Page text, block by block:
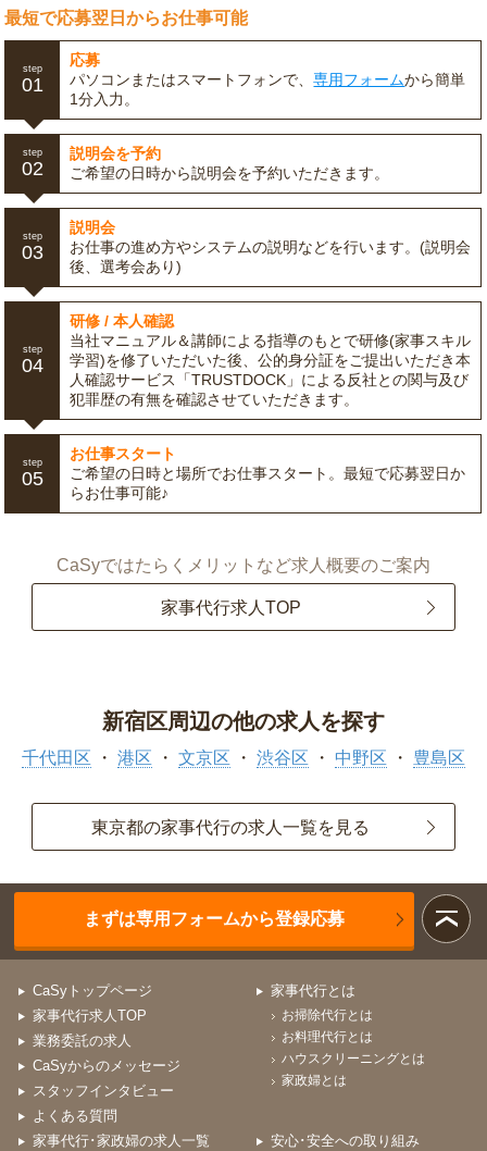
最短で応募翌日からお仕事可能
step
01
応募
パソコンまたはスマートフォンで、専用フォームから簡単
1分入力。
step
02
説明会を予約
ご希望の日時から説明会を予約いただきます。
step
03
説明会
お仕事の進め方やシステムの説明などを行います。(説明会
後、選考会あり)
step
04
研修 / 本人確認
当社マニュアル＆講師による指導のもとで研修(家事スキル
学習)を修了いただいた後、公的身分証をご提出いただき本
人確認サービス「TRUSTDOCK」による反社との関与及び
犯罪歴の有無を確認させていただきます。
step
05
お仕事スタート
ご希望の日時と場所でお仕事スタート。最短で応募翌日か
らお仕事可能♪
CaSyではたらくメリットなど求人概要のご案内
家事代行求人TOP
新宿区周辺の他の求人を探す
千代田区 港区 文京区 渋谷区 中野区 豊島区
東京都の家事代行の求人一覧を見る
まずは専用フォームから登録応募
CaSyトップページ
家事代行求人TOP
業務委託の求人
CaSyからのメッセージ
スタッフインタビュー
よくある質問
家事代行とは
お掃除代行とは
お料理代行とは
ハウスクリーニングとは
家政婦とは
家事代行･家政婦の求人一覧 安心･安全への取り組み